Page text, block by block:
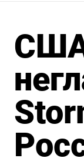
США